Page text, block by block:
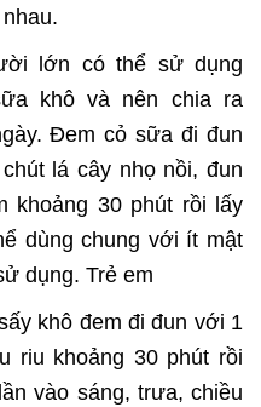
lớn có thể sử dụng
khô và nên chia ra
Đem cỏ sữa đi đun
lá cây nhọ nồi, đun
khoảng 30 phút rồi lấy
dùng chung với ít mật
dụng. Trẻ em
khô đem đi đun với 1
riu khoảng 30 phút rồi
vào sáng, trưa, chiều